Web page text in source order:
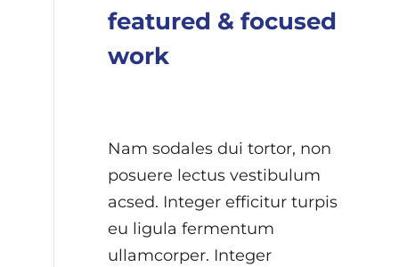
featured & focused
work
Nam sodales dui tortor, non
posuere lectus vestibulum
acsed. Integer efficitur turpis
eu ligula fermentum
ullamcorper. Integer